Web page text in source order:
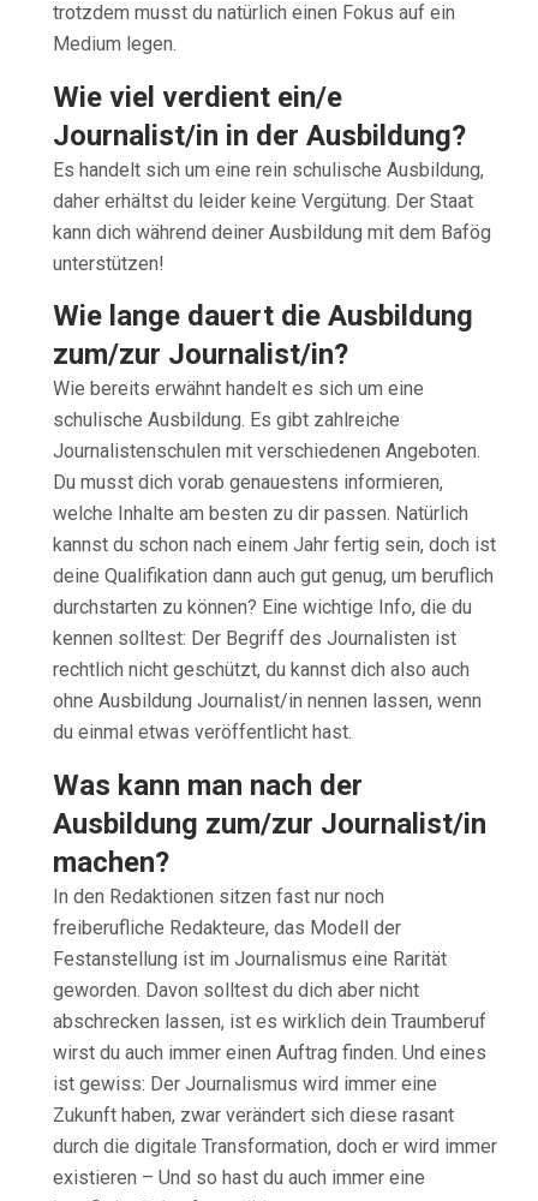
trotzdem musst du natürlich einen Fokus auf ein
Medium legen.
Wie viel verdient ein/e
Journalist/in in der Ausbildung?
Es handelt sich um eine rein schulische Ausbildung,
daher erhältst du leider keine Vergütung. Der Staat
kann dich während deiner Ausbildung mit dem Bafög
unterstützen!
Wie lange dauert die Ausbildung
zum/zur Journalist/in?
Wie bereits erwähnt handelt es sich um eine
schulische Ausbildung. Es gibt zahlreiche
Journalistenschulen mit verschiedenen Angeboten.
Du musst dich vorab genauestens informieren,
welche Inhalte am besten zu dir passen. Natürlich
kannst du schon nach einem Jahr fertig sein, doch ist
deine Qualifikation dann auch gut genug, um beruflich
durchstarten zu können? Eine wichtige Info, die du
kennen solltest: Der Begriff des Journalisten ist
rechtlich nicht geschützt, du kannst dich also auch
ohne Ausbildung Journalist/in nennen lassen, wenn
du einmal etwas veröffentlicht hast.
Was kann man nach der
Ausbildung zum/zur Journalist/in
machen?
In den Redaktionen sitzen fast nur noch
freiberufliche Redakteure, das Modell der
Festanstellung ist im Journalismus eine Rarität
geworden. Davon solltest du dich aber nicht
abschrecken lassen, ist es wirklich dein Traumberuf
wirst du auch immer einen Auftrag finden. Und eines
ist gewiss: Der Journalismus wird immer eine
Zukunft haben, zwar verändert sich diese rasant
durch die digitale Transformation, doch er wird immer
existieren – Und so hast du auch immer eine